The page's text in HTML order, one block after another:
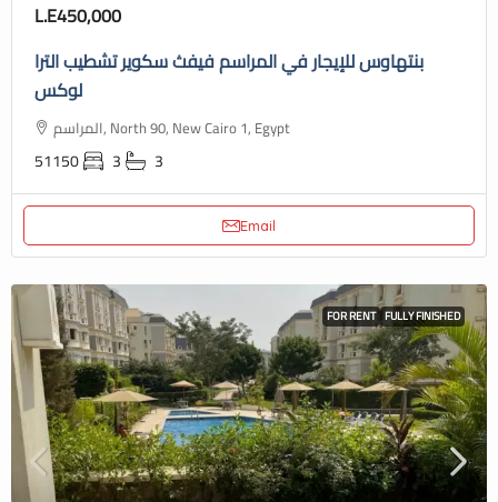
L.E450,000
بنتهاوس للإيجار في المراسم فيفث سكوير تشطيب الترا
لوكس
المراسم, North 90, New Cairo 1, Egypt
51150 3 3
Email
FOR RENT FULLY FINISHED